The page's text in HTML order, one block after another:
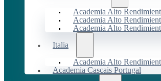
Academia Alto
Academia Alto
Academia Alto
Italia
Academia Alto
Academia Cascais Portugal